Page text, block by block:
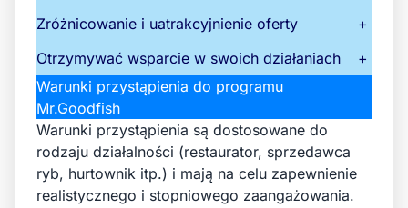
Zróżnicowanie i uatrakcyjnienie oferty
+
Otrzymywać wsparcie w swoich działaniach
+
Warunki przystąpienia do programu
Mr.Goodfish
Warunki przystąpienia są dostosowane do
rodzaju działalności (restaurator, sprzedawca
ryb, hurtownik itp.) i mają na celu zapewnienie
realistycznego i stopniowego zaangażowania.